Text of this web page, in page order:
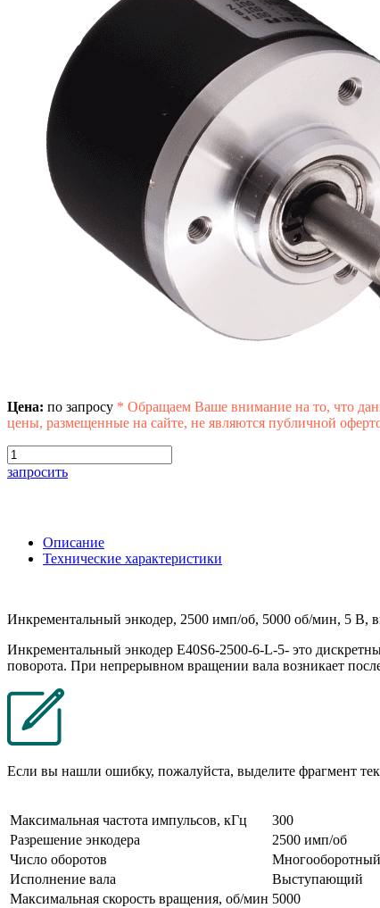
Цена: по запросу * Обращаем Ваше внимание на то, что
цены, размещенные на сайте, не являются публичной
запросить
Описание
Технические характеристики
Инкрементальный энкодер, 2500 имп/об, 5000 об/мин, 5 В,
Инкрементальный энкодер E40S6-2500-6-L-5- это
поворота. При непрерывном вращении вала возникает
Если вы нашли ошибку, пожалуйста, выделите фрагмент
Максимальная частота импульсов, кГц
300
Разрешение энкодера
2500 имп/об
Число оборотов
Многооборотный
Исполнение вала
Выступающий
Максимальная скорость вращения, об/мин 5000